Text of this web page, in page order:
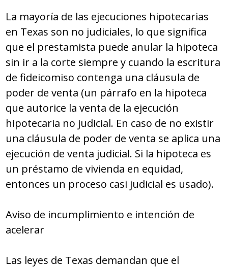
La mayoría de las ejecuciones hipotecarias
en Texas son no judiciales, lo que significa
que el prestamista puede anular la hipoteca
sin ir a la corte siempre y cuando la escritura
de fideicomiso contenga una cláusula de
poder de venta (un párrafo en la hipoteca
que autorice la venta de la ejecución
hipotecaria no judicial. En caso de no existir
una cláusula de poder de venta se aplica una
ejecución de venta judicial. Si la hipoteca es
un préstamo de vivienda en equidad,
entonces un proceso casi judicial es usado).
Aviso de incumplimiento e intención de
acelerar
Las leyes de Texas demandan que el